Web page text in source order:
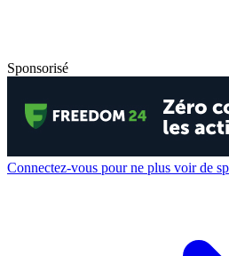
Sponsorisé
Connectez-vous pour ne plus voir de